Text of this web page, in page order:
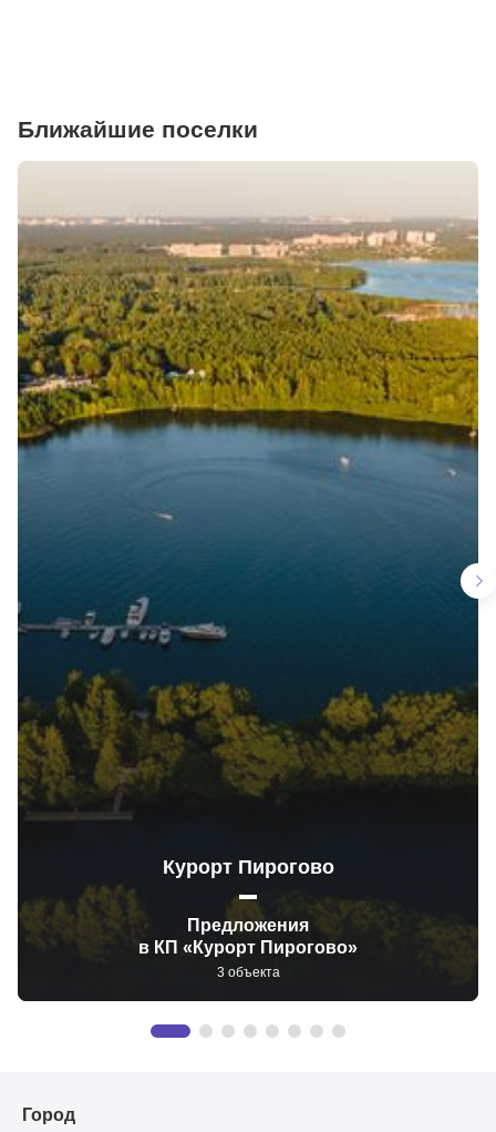
Ближайшие поселки
Курорт Пирогово
Предложения
в КП «Курорт Пирогово»
3 объекта
Город